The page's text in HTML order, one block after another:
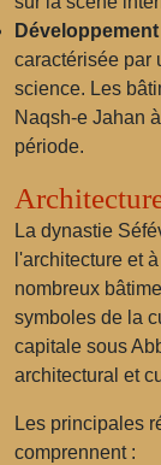
caractérisée par
science. Les
Naqsh-e Jahan
période.
La dynastie
l'architecture et
nombreux
symboles de la
capitale sous
architectural et
Les principales
comprennent :